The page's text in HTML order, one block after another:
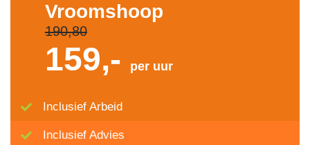
Vroomshoop
190,80
159,- per uur
Inclusief Arbeid
Inclusief Advies